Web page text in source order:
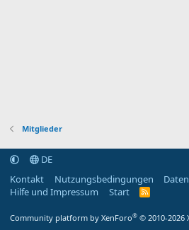
Mitglieder
DE
Kontakt
Nutzungsbedingungen
Hilfe und Impressum
Start
R
Community platform by XenForo® © 2010-2026